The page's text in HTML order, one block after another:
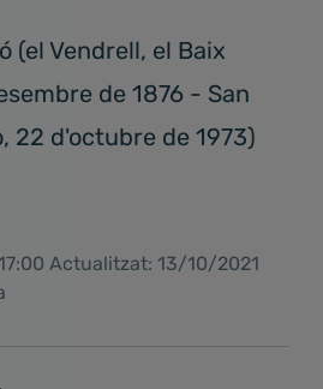
(el Vendrell, el Baix
de 1876 - San
22 d'octubre de 1973)
Actualitzat: 13/10/2021